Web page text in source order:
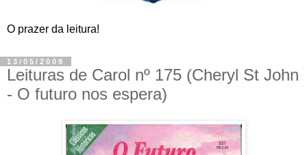
O prazer da leitura!
13/05/2009
Leituras de Carol nº 175 (Cheryl St John
- O futuro nos espera)